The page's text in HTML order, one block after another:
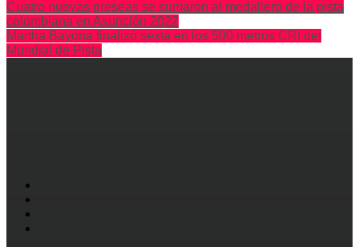
Cuatro nuevas preseas se sumaron al medallero de la pista
colombiana en Asunción 2022
Martha Bayona finalizó sexta en los 500 metros CRI del
Mundial de Pista